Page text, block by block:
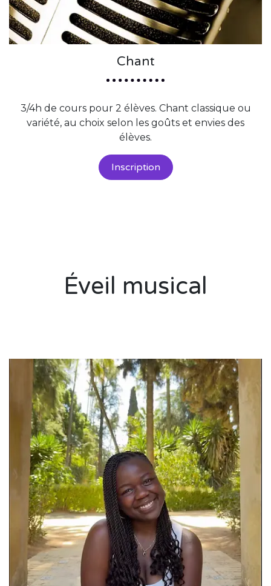
Chant
3/4h de cours pour 2 élèves. Chant classique ou
variété, au choix selon les goûts et envies des
élèves.
Inscription
Éveil musical